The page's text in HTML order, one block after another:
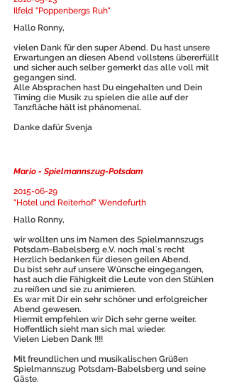
Ilfeld "Poppenbergs Ruh"
Hallo Ronny,
vielen Dank für den super Abend. Du hast unsere
Erwartungen an diesen Abend vollstens übererfüllt
und sicher auch selber gemerkt das alle voll mit
gegangen sind.
Alle Absprachen hast Du eingehalten und Dein
Timing die Musik zu spielen die alle auf der
Tanzfläche hält ist phänomenal.
Danke dafür Svenja
Mario - Spielmannszug-Potsdam
2015-06-29
"Hotel und Reiterhof" Wendefurth
Hallo Ronny,
wir wollten uns im Namen des Spielmannszugs
Potsdam-Babelsberg e.V. noch mal´s recht
Herzlich bedanken für diesen geilen Abend.
Du bist sehr auf unsere Wünsche eingegangen,
hast auch die Fähigkeit die Leute von den Stühlen
zu reißen und sie zu animieren.
Es war mit Dir ein sehr schöner und erfolgreicher
Abend gewesen.
Hiermit empfehlen wir Dich sehr gerne weiter.
Hoffentlich sieht man sich mal wieder.
Vielen Lieben Dank !!!!
Mit freundlichen und musikalischen Grüßen
Spielmannszug Potsdam-Babelsberg und seine
Gäste.